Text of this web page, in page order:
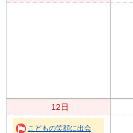
12日
こどもの笑顔に出会